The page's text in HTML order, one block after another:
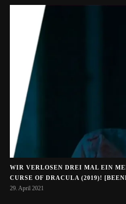
WIR VERLOSEN DREI MAL EIN
CURSE OF DRACULA (2019)!
29. April 2021